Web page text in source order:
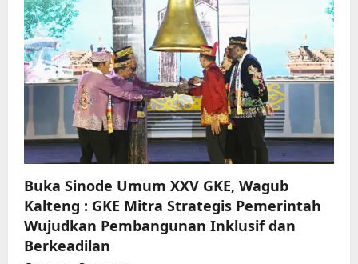
Buka Sinode Umum XXV GKE, Wagub
Kalteng : GKE Mitra Strategis Pemerintah
Wujudkan Pembangunan Inklusif dan
Berkeadilan